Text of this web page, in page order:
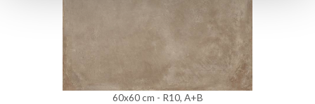
60x60 cm - R10, A+B